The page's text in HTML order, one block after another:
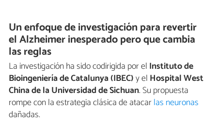
Un enfoque de investigación para revertir
el Alzheimer inesperado pero que cambia
las reglas
La investigación ha sido codirigida por el Instituto de
Bioingeniería de Catalunya (IBEC)y el Hospital West
China de la Universidad de Sichuan. Su propuesta
rompe con la estrategia clásica de atacarlas neuronas
dañadas.